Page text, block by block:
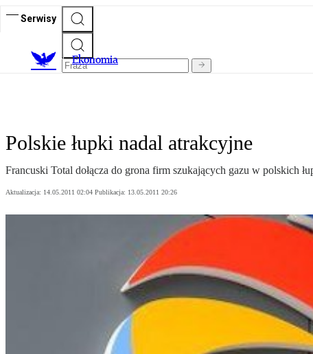
Serwisy
Ekonomia
Polskie łupki nadal atrakcyjne
Francuski Total dołącza do grona firm szukających gazu w polskich
Aktualizacja: 14.05.2011 02:04 Publikacja: 13.05.2011 20:26